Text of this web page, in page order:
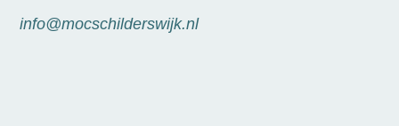
info@mocschilderswijk.nl